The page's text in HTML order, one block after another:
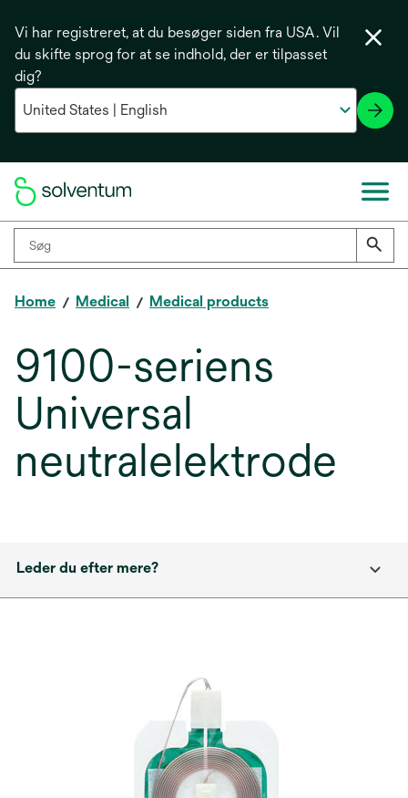
Vi har registreret, at du besøger siden fra USA. Vil
du skifte sprog for at se indhold, der er tilpasset
dig?
Home Medical Medical products
9100-seriens
Universal
neutralelektrode
Leder du efter mere?